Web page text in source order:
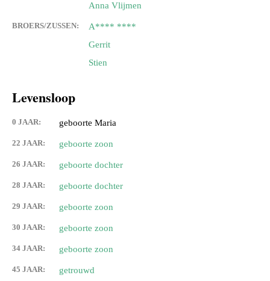
Anna Vlijmen
BROERS/ZUSSEN:
A**** ****
Gerrit
Stien
Levensloop
0 JAAR: geboorte Maria
22 JAAR: geboorte zoon
26 JAAR: geboorte dochter
28 JAAR: geboorte dochter
29 JAAR: geboorte zoon
30 JAAR: geboorte zoon
34 JAAR: geboorte zoon
45 JAAR: getrouwd